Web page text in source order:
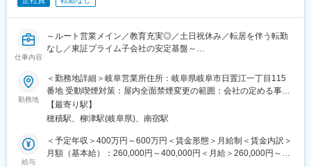
します。エリアはグループの小売店舗展開エリア（東：長野静
岡、西：大阪兵庫付近）です。
変更の範囲：会社の定める業務
げていただきますので、「いきなり営業」というようなことはご
ざいません。また、将来的に中核人材として活躍いただける職場
励金支給などキャリアアップ可能な組織でございます。
■就業環境：
・各営業所 自宅から通勤可能勤務地考慮
・働き方改革を推進中です。残業時間は月25時間以内、年間休日
は122日です。
仕事内容
～ルート営業メイン／教育充実◎／土日祝休み／転居を伴う転勤
なし／東証プライム子会社の安定基盤～
中部地区を地盤とする当社は、建物や街区、工場、インフラ設備
など、あらゆる電気設備の基盤を支える電設資材を取り扱う総合
卸売商社です。
電気関連の多様な商品・サービスを提供することで、地域社会の
インフラ全体を支えています。
■業務内容：
・電気設備資材の販売
勤務地
＜勤務地詳細＞岐阜営業所住所：岐阜県岐阜市日置江一丁目115
番地 受動喫煙対策：屋内全面禁煙変更の範囲：会社の定める事業
所【最寄り駅】
穂積駅、柳津駅(岐阜県)、南宿駅
給与
＜予定年収＞400万円～600万円＜賃金形態＞月給制＜賃金内訳＞
月額（基本給）：260,000円～400,000円＜月給＞260,000円～